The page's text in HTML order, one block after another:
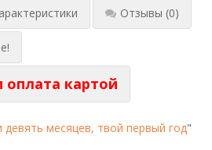
Отзывы (0)
картой
месяцев, твой первый год"